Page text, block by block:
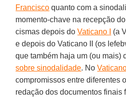
Francisco quanto com a
momento-chave na recepção
cismas depois doVaticano I
(a
e depois do Vaticano II (os
que também haja um (ou mais)
sobre sinodalidade. NoVaticano
compromissos entre diferentes
redação dos documentos finais